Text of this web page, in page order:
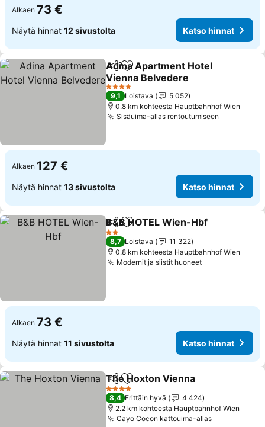
Alkaen 73 €
Näytä hinnat 12 sivustolta Katso hinnat
Jaa Lisää suosikkeihin
Adina Apartment Hotel
Vienna Belvedere
Katso hinnat
4 Tähtiluokitus
9,1 Loistava
5 052
0.8 km kohteesta Hauptbahnhof Wien
Sisäuima-allas rentoutumiseen
Alkaen 127 €
Näytä hinnat 13 sivustolta Katso hinnat
Jaa Lisää suosikkeihin
B&B HOTEL Wien-Hbf
2 Tähtiluokitus
8,7 Loistava
11 322
0.8 km kohteesta Hauptbahnhof Wien
Modernit ja siistit huoneetKatso hinnat
Alkaen 73 €
Näytä hinnat 11 sivustolta Katso hinnat
Jaa Lisää suosikkeihin
The Hoxton Vienna
4 Tähtiluokitus
8,4 Erittäin hyvä
4 424
2.2 km kohteesta Hauptbahnhof Wien
Cayo Cocon kattouima-allasKatso